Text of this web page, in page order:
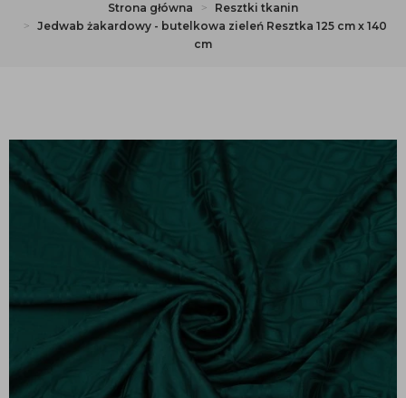
Strona główna
Resztki tkanin
Jedwab żakardowy - butelkowa zieleń Resztka 125 cm x 140
cm